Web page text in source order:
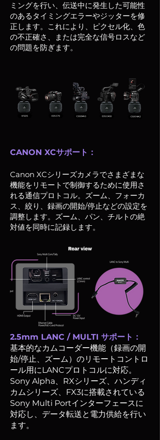
ミングを行い、伝送中に発生した可能性
のあるタイミングエラーやジッターを修
正します。これにより、ピクセル化、色
の不正確さ、または完全な信号ロスなど
の問題を防ぎます。
CANON XCサポート：
Canon XCシリーズカメラでさまざまな
機能をリモートで制御するために使用さ
れる通信プロトコル。ズーム、フォーカ
ス、絞り、録画の開始/停止などの設定を
調整します。ズーム、パン、チルトの絶
対値を同時に記録します。
2.5mm LANC / MULTI サポート：
基本的なカムコーダー機能（録画の開
始/停止、ズーム）のリモートコントロ
ール用にLANCプロトコルに対応。
Sony Alpha、RXシリーズ、ハンディ
カムシリーズ、FX3に搭載されている
Sony Multi Portインターフェースに
対応し、データ転送と電力供給を行い
ます。